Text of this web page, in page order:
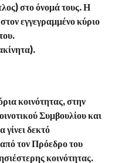
στο όνομά τους. Η
εγγεγραμμένο κύριο
κοινότητας, στην
Συμβουλίου και
γίνει δεκτό
τον Πρόεδρο του
κοινότητας.